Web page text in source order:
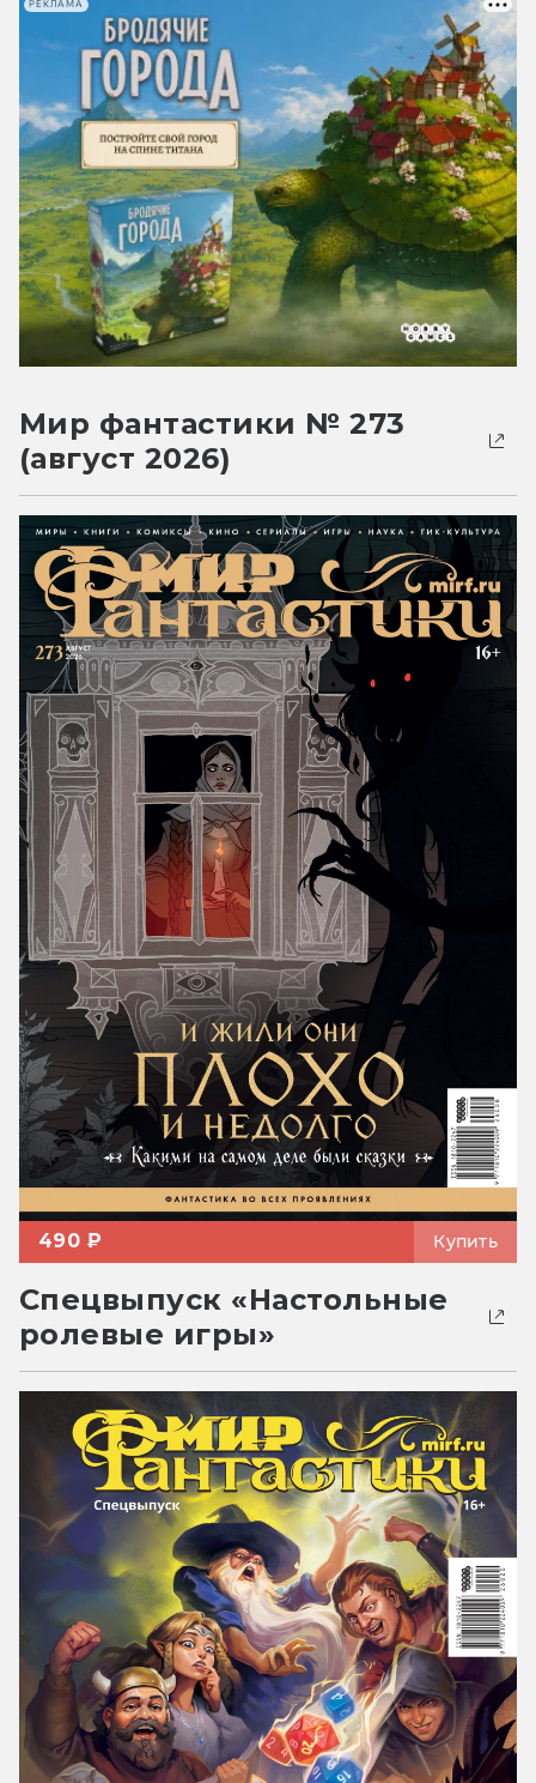
РЕКЛАМА
Мир фантастики № 273
(август 2026)
490 ₽ Купить
Спецвыпуск «Настольные
ролевые игры»